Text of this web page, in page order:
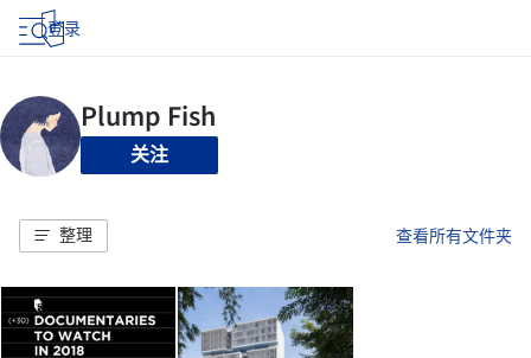
登录
关注
整理 查看所有文件夹